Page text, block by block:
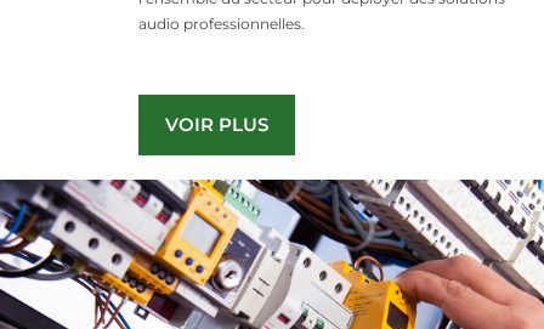
audio professionnelles.
VOIR PLUS